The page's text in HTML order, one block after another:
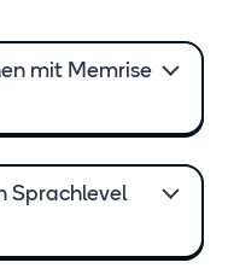
mit Memrise
Sprachlevel